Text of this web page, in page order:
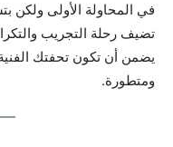
في المحاولة الأولى ولكن
تضيف رحلة التجريب
يضمن أن تكون تحفتك
ومتطورة.